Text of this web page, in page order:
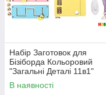
Набір Заготовок для
Бізіборда Кольоровий
"Загальні Деталі 11в1"
Базовий Комплект (+Клей,
Шурупи) Набiр Заготівель
В наявності